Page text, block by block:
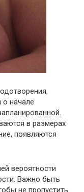
начале
в размерах
появляются
вероятности
Важно быть
не пропустить